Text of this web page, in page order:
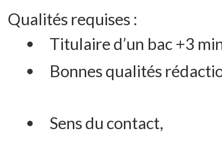
Qualités requises :
Titulaire d’un bac +3
Bonnes qualités
Sens du contact,